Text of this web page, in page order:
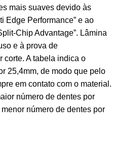
mais suaves devido às
Edge Performance” e ao
Chip Advantage”. Lâmina
e à prova de
corte. A tabela indica o
25,4mm, de modo que pelo
em contato com o material.
número de dentes por
número de dentes por